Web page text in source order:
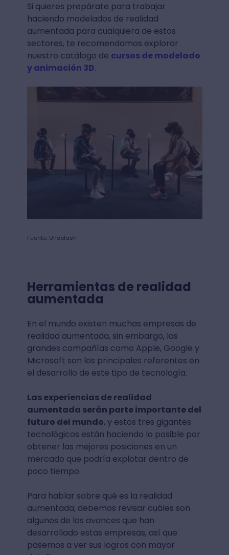
Si quieres prepárate para trabajar
haciendo modelados de realidad
aumentada para cualquiera de estos
sectores, te recomendamos explorar
nuestro catálogo de cursos de modelado
y animación 3D.
Fuente: Unsplash
Herramientas de realidad
aumentada
En el mundo existen muchas empresas de
realidad aumentada, sin embargo, las
grandes compañías como Apple, Google y
Microsoft son los principales referentes en
el desarrollo de este tipo de tecnología.
Las experiencias de realidad
aumentada serán parte importante del
futuro del mundo, y estos tres gigantes
tecnológicos están haciendo lo posible por
obtener las mejores posiciones en un
mercado que podría explotar dentro de
poco tiempo.
Para hablar sobre qué es la realidad
aumentada, debemos revisar cuáles son
algunos de los avances que han
desarrollado estas empresas, así que
pasemos a ver sus logros con mayor